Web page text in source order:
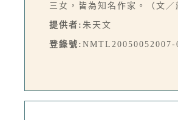
三女，皆為知名作家。（文／
提供者: 朱天文
登錄號: NMTL20050052007-